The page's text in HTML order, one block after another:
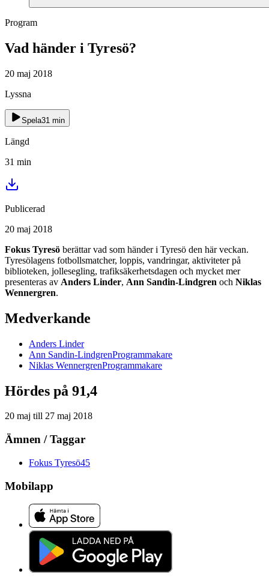
Program
Vad händer i Tyresö?
20 maj 2018
Lyssna
Spela31 min
Längd
31 min
Publicerad
20 maj 2018
Fokus Tyresö berättar vad som händer i Tyresö den här veckan.
Tyresölagens fotbollsmatcher, loppis, vandringar, aktiviteter på
biblioteken, jollesegling, trafiksäkerhetsdagen och mycket mer
presenteras av Anders Linder, Ann Sandin-Lindgren och Niklas
Wennergren.
Medverkande
Anders Linder
Ann Sandin-LindgrenProgrammakare
Niklas WennergrenProgrammakare
Hördes på 91,4
20 maj till 27 maj 2018
Ämnen / Taggar
Fokus Tyresö45
Mobilapp